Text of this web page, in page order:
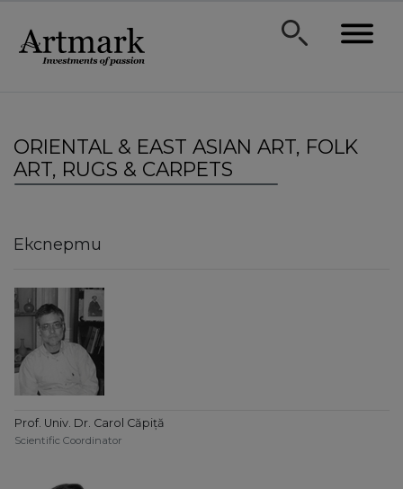
ORIENTAL & EAST ASIAN ART, FOLK
ART, RUGS & CARPETS
Експерти
Prof. Univ. Dr. Carol Căpiță
Scientific Coordinator